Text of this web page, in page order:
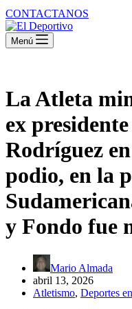
CONTACTANOS
Menú
La Atleta
ex
Rodríguez
podio, en la
y Fondo fue
Mario Almada
abril 13, 2026
Atletismo, Deportes